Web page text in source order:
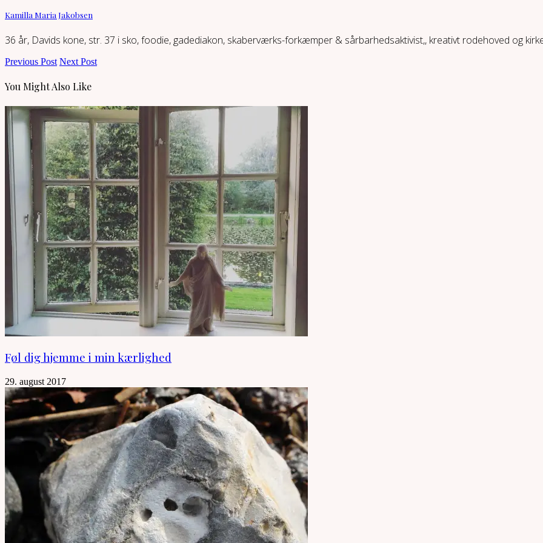
Kamilla Maria Jakobsen
36 år, Davids kone, str. 37 i sko, foodie, gadediakon, skaberværks-forkæmper & sårbarhedsaktivist,, kreativt rodehoved og
Previous Post Next Post
You Might Also Like
Føl dig hjemme i min kærlighed
29. august 2017